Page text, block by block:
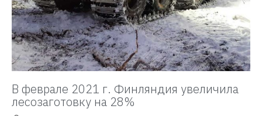
В феврале 2021 г. Финляндия увеличила
лесозаготовку на 28%